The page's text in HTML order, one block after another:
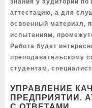
знания у аудитории
аттестацию, а для
освоенный материал,
испытаниям,
Работа будет
преподавательскому
студентам,
УПРАВЛЕНИЕ
ПРЕДПРИЯТИИ.